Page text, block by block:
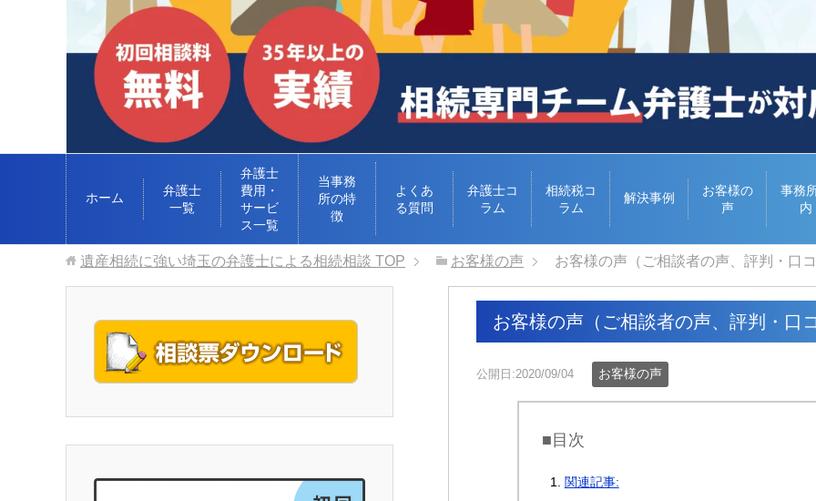
ホーム
弁護士
一覧
弁護士
費用・
サービ
ス一覧
当事務
所の特
徴
よくあ
る質問
弁護士コ
ラム
相続税コ
ラム
解決事例
お客様の
声
事務
内
遺産相続に強い埼玉の弁護士による相続相談 TOP お客様の声 お客様の声（ご相談者の声、評判・口
お客様の声（ご相談者の声、評判・口
公開日:2020/09/04 お客様の声
■目次
関連記事: